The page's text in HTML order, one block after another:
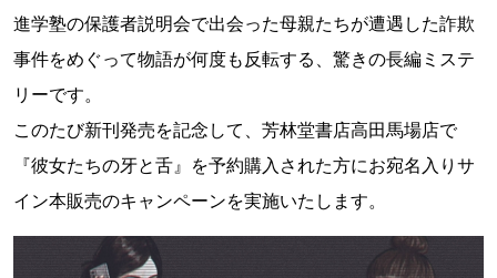
進学塾の保護者説明会で出会った母親たちが遭遇した詐欺
事件をめぐって物語が何度も反転する、驚きの長編ミステ
リーです。
このたび新刊発売を記念して、芳林堂書店高田馬場店で
『彼女たちの牙と舌』を予約購入された方にお宛名入りサ
イン本販売のキャンペーンを実施いたします。